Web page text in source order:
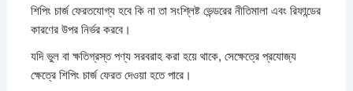
শিপিং চার্জ ফেরতযোগ্য হবে কি না তা সংশ্লিষ্ট ভেন্ডরের নীতিমালা এবং রিফান্ডের
কারণের উপর নির্ভর করবে।
যদি ভুল বা ক্ষতিগ্রস্ত পণ্য সরবরাহ করা হয়ে থাকে, সেক্ষেত্রে প্রযোজ্য
ক্ষেত্রে শিপিং চার্জ ফেরত দেওয়া হতে পারে।